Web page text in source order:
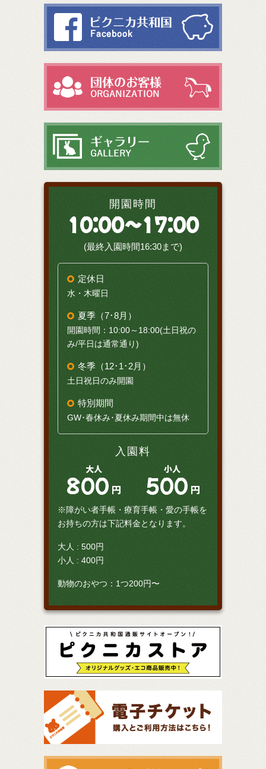
開園時間
10:00～17:00
(最終入園時間16:30まで)
定休日
水・木曜日
夏季（7･8月）
開園時間：10:00～18:00(土日祝の
み/平日は通常通り)
冬季（12･1･2月）
土日祝日のみ開園
特別期間
GW･春休み･夏休み期間中は無休
入園料
大人
800 円
小人
500 円
※障がい者手帳・療育手帳・愛の手帳を
お持ちの方は下記料金となります。
大人 : 500円
小人 : 400円
動物のおやつ：1つ200円〜